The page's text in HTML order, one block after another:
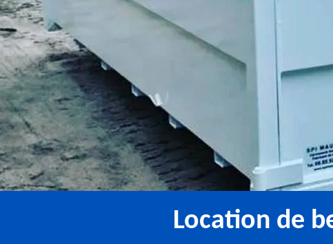
Location de